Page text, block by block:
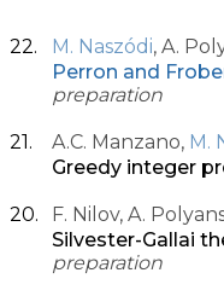
M. Naszódi, A.
Perron and
preparation
A.C. Manzano, M.
Greedy integer
F. Nilov, A.
Silvester-Gallai
preparation